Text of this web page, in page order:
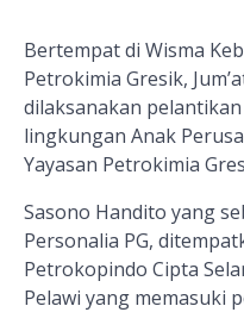
Bertempat di Wisma
Petrokimia Gresik,
dilaksanakan
lingkungan Anak
Yayasan Petrokimia
Sasono Handito yang
Personalia PG,
Petrokopindo Cipta
Pelawi yang memasuki